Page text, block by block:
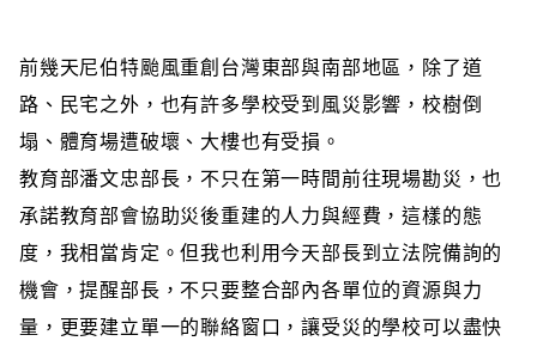
前幾天尼伯特颱風重創台灣東部與南部地區，除了道
路、民宅之外，也有許多學校受到風災影響，校樹倒
塌、體育場遭破壞、大樓也有受損。
教育部潘文忠部長，不只在第一時間前往現場勘災，也
承諾教育部會協助災後重建的人力與經費，這樣的態
度，我相當肯定。但我也利用今天部長到立法院備詢的
機會，提醒部長，不只要整合部內各單位的資源與力
量，更要建立單一的聯絡窗口，讓受災的學校可以盡快